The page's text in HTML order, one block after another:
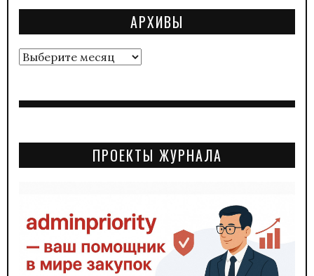
АРХИВЫ
Архивы
ПРОЕКТЫ ЖУРНАЛА